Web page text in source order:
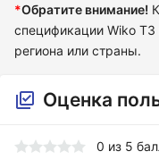
*Обратите внимание!
спецификации Wiko T3
региона или страны.
Оценка
0 из 5